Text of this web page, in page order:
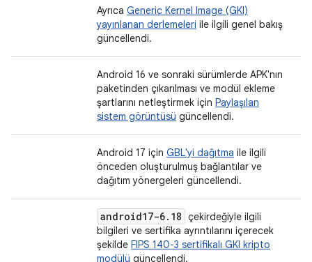
Ayrıca Generic Kernel Image (GKI)
yayınlanan derlemeleri ile ilgili genel bakış
güncellendi.
Android 16 ve sonraki sürümlerde APK'nın
paketinden çıkarılması ve modül ekleme
şartlarını netleştirmek için Paylaşılan
sistem görüntüsü güncellendi.
Android 17 için GBL'yi dağıtma ile ilgili
önceden oluşturulmuş bağlantılar ve
dağıtım yönergeleri güncellendi.
android17-6. 18 çekirdeğiyle ilgili
bilgileri ve sertifika ayrıntılarını içerecek
şekilde FIPS 140-3 sertifikalı GKI kripto
modülü güncellendi.